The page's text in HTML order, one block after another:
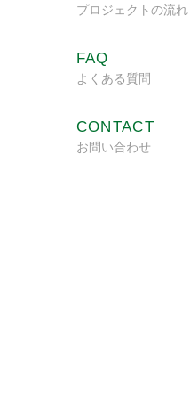
プロジェクトの流れ
FAQ
よくある質問
CONTACT
お問い合わせ